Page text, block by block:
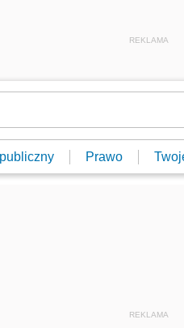
REKLAMA
Prawo